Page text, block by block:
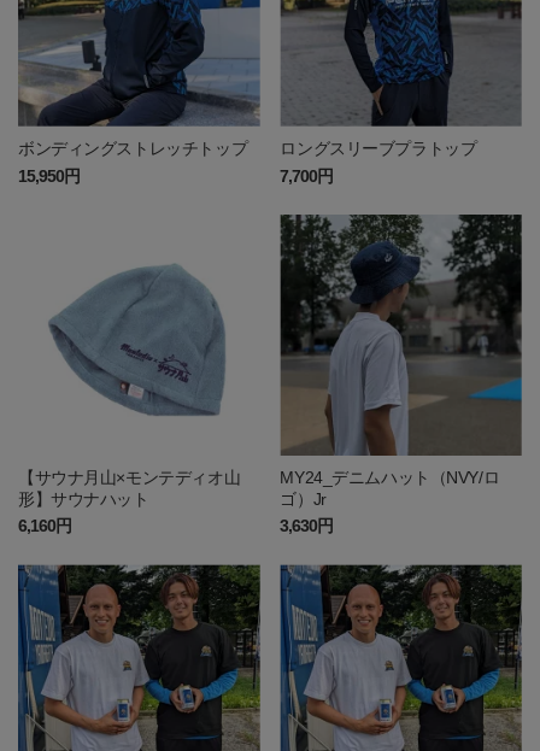
ボンディングストレッチトップ
15,950円
ロングスリーブプラトップ
7,700円
【サウナ月山×モンテディオ山
形】サウナハット
6,160円
MY24_デニムハット（NVY/ロ
ゴ）Jr
3,630円